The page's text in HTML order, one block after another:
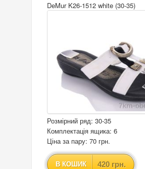
DeMur K26-1512 white (30-35)
Розмірний ряд: 30-35
Комплектація ящика: 6
Ціна за пару: 70 грн.
В КОШИК 420 грн.